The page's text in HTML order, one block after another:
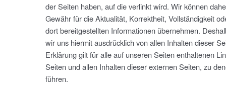
der Seiten haben, auf die verlinkt wird. Wir können
Gewähr für die Aktualität, Korrektheit, Vollständigkeit
dort bereitgestellten Informationen übernehmen.
wir uns hiermit ausdrücklich von allen Inhalten dieser
Erklärung gilt für alle auf unseren Seiten enthaltenen
Seiten und allen Inhalten dieser externen Seiten, zu
führen.